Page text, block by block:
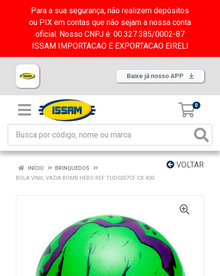
Para a sua segurança, não realizem depósitos
ou PIX em contas que não sejam a nossa conta
oficial. Nosso CNPJ é: 00.327.385/0002-87
ISSAM IMPORTACAO E EXPORTACAO EIRELI
Baixe já nosso APP
0
VOLTAR
INÍCIO
BRINQUEDOS
BOLA VINIL VAZIA BOMB HERO REF TUD0257CF CX:400